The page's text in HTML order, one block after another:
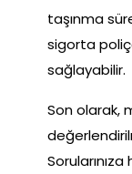
taşınma
sigorta
sağlayabilir.
Son olarak,